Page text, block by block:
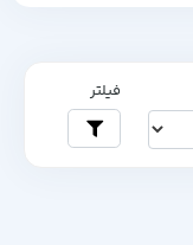
فیلتر